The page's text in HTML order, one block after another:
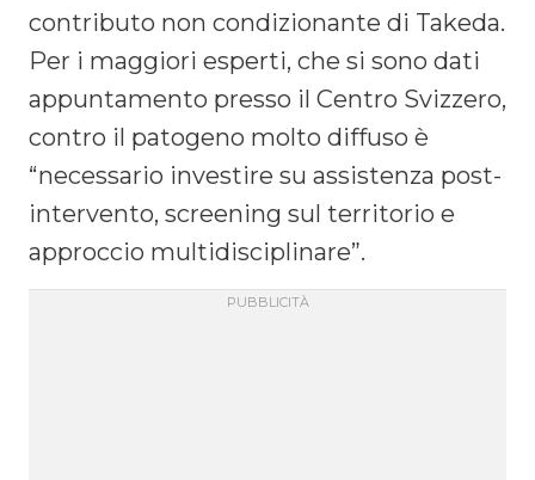
contributo non condizionante di Takeda.
Per i maggiori esperti, che si sono dati
appuntamento presso il Centro Svizzero,
contro il patogeno molto diffuso è
“necessario investire su assistenza post-
intervento, screening sul territorio e
approccio multidisciplinare”.